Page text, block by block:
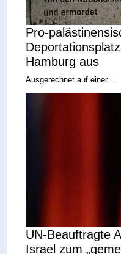
Pro-
Hamburg aus
Ausgerechnet auf einer ...
UN-Beauftragte
Israel zum